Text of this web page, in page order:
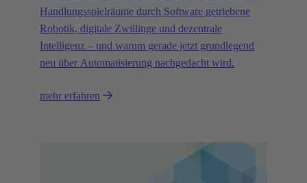
Handlungsspielräume durch Software getriebene
Robotik, digitale Zwillinge und dezentrale
Intelligenz – und warum gerade jetzt grundlegend
neu über Automatisierung nachgedacht wird.
mehr erfahren